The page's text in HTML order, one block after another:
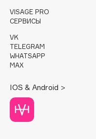
DARLING*
Davines
Deonica
Dior
Divage
Dolce & Gabbana
VISAGE PRO
СЕРВИСЫ
VK
TELEGRAM
WHATSAPP
MAX
IOS & Android >